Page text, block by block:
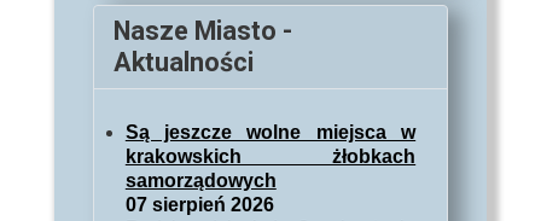
Nasze Miasto -
Aktualności
Są jeszcze wolne miejsca w
krakowskich żłobkach
samorządowych
07 sierpień 2026